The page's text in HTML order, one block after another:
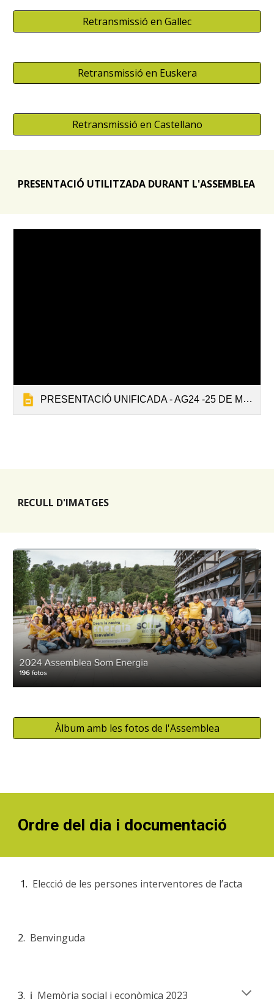
Retransmissió en Gallec
Retransmissió en Euskera
Retransmissió en Castellano
PRESENTACIÓ UTILITZADA DURANT L'ASSEMBLEA
PRESENTACIÓ UNIFICADA - AG24 -25 DE MAIG
RECULL D'IMATGES
Àlbum amb les fotos de l'Assemblea
Ordre del dia i documentació
Elecció de les persones interventores de l’acta
2. Benvinguda
3. ℹ️ Memòria social i econòmica 2023